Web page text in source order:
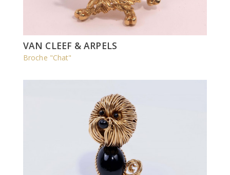
VAN CLEEF & ARPELS
Broche "Chat"